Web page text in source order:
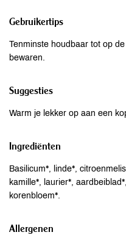
Gebruikertips
Tenminste houdbaar tot op
bewaren.
Suggesties
Warm je lekker op aan een
Ingrediënten
Basilicum*, linde*,
kamille*, laurier*,
korenbloem*.
Allergenen